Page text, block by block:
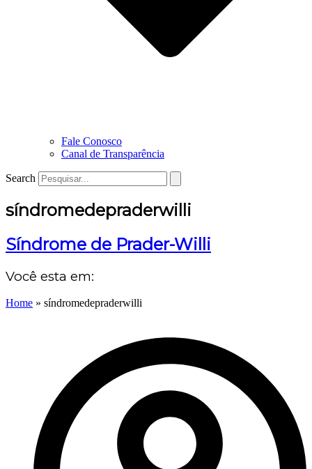
Fale Conosco
Canal de Transparência
Search
síndromedepraderwilli
Síndrome de Prader-Willi
Você esta em:
Home » síndromedepraderwilli